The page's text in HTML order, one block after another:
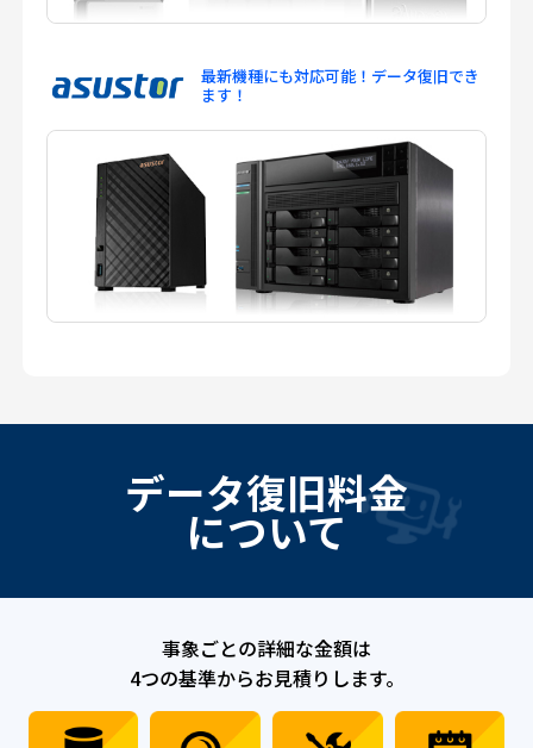
最新機種にも対応可能！ データ復旧でき
ます！
データ復旧料金
について
事象ごとの詳細な金額は
4つの基準からお見積りします。